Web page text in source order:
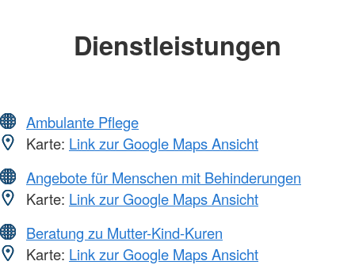
Dienstleistungen
Ambulante Pflege
Karte: Link zur Google Maps Ansicht
Angebote für Menschen mit Behinderungen
Karte: Link zur Google Maps Ansicht
Beratung zu Mutter-Kind-Kuren
Karte: Link zur Google Maps Ansicht